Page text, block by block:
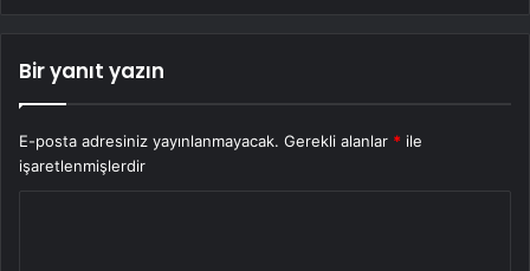
Bir yanıt yazın
E-posta adresiniz yayınlanmayacak. Gerekli alanlar * ile
işaretlenmişlerdir